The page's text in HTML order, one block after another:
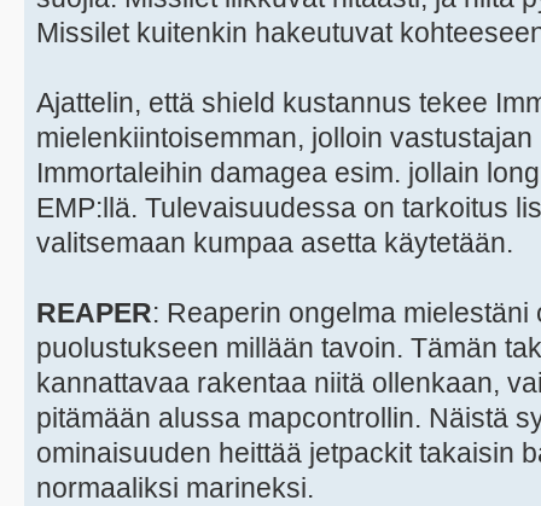
Missilet kuitenkin hakeutuvat
Ajattelin, että shield kustannus tekee
mielenkiintoisemman, jolloin
Immortaleihin damagea esim. jollain
EMP:llä. Tulevaisuudessa on tarkoitus
valitsemaan kumpaa asetta käytetään.
REAPER: Reaperin ongelma mielestäni
puolustukseen millään tavoin. Tämän
kannattavaa rakentaa niitä ollenkaan,
pitämään alussa mapcontrollin. Näistä
ominaisuuden heittää jetpackit takaisin
normaaliksi marineksi.